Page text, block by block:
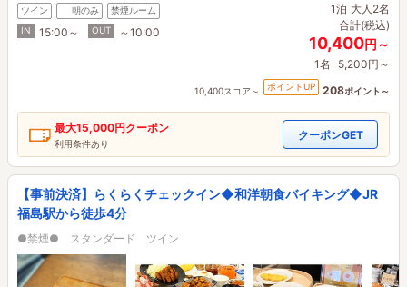
ツイン 朝のみ
禁煙ルーム
IN
15:00～ OUT ～10:00
1泊 大人2名
合計(税込)
10,400円～
1名 5,200円～
10,400スコア～ ポイントUP 208ポイント～
最大15,000円クーポン
利用条件あり
クーポンGET
【事前決済】らくらくチェックイン◆和洋朝食バイキング◆JR
福島駅から徒歩4分
●禁煙● スタンダード ツイン